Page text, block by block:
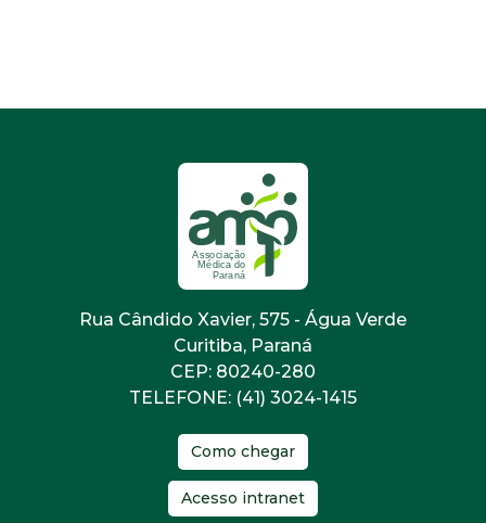
Rua Cândido Xavier, 575 - Água Verde
Curitiba, Paraná
CEP: 80240-280
TELEFONE: (41) 3024-1415
Como chegar
Acesso intranet